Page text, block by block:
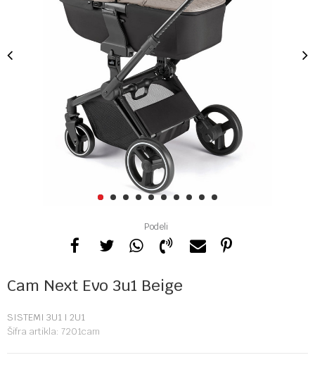
1 2 3 4 5 6 7 8 9 10
Podeli
Cam Next Evo 3u1 Beige
SISTEMI 3U1 I 2U1
Šifra artikla: 7201cam